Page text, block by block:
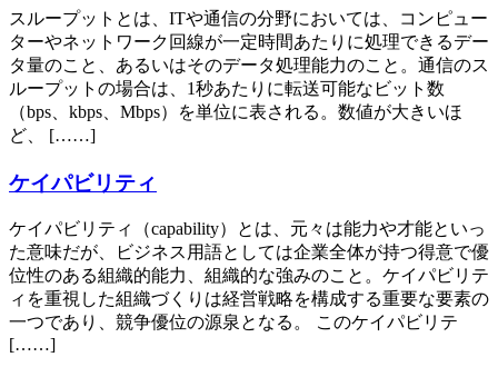
スループットとは、ITや通信の分野においては、コンピュー
ターやネットワーク回線が一定時間あたりに処理できるデー
タ量のこと、あるいはそのデータ処理能力のこと。通信のス
ループットの場合は、1秒あたりに転送可能なビット数
（bps、kbps、Mbps）を単位に表される。数値が大きいほ
ど、 [……]
ケイパビリティ
ケイパビリティ（capability）とは、元々は能力や才能といっ
た意味だが、ビジネス用語としては企業全体が持つ得意で優
位性のある組織的能力、組織的な強みのこと。ケイパビリテ
ィを重視した組織づくりは経営戦略を構成する重要な要素の
一つであり、競争優位の源泉となる。 このケイパビリテ
[……]